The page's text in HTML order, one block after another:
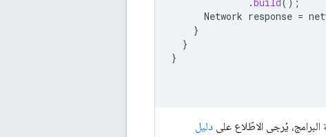
Network response =
}
}
}
يُرجى الاطّلاع على دليل